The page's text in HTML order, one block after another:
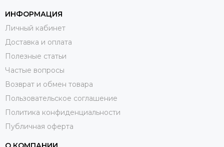
ИНФОРМАЦИЯ
Личный кабинет
Доставка и оплата
Полезные статьи
Частые вопросы
Возврат и обмен товара
Пользовательское соглашение
Политика конфиденциальности
Публичная оферта